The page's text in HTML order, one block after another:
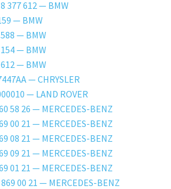
377 612 — BMW
— BMW
— BMW
— BMW
— BMW
— CHRYSLER
— LAND ROVER
58 26 — MERCEDES-BENZ
00 21 — MERCEDES-BENZ
08 21 — MERCEDES-BENZ
09 21 — MERCEDES-BENZ
01 21 — MERCEDES-BENZ
00 21 — MERCEDES-BENZ